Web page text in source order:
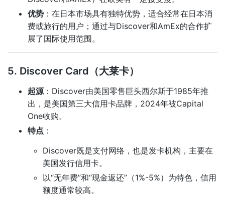
优势 ：在日本市场具有独特优势，适合经常在日本消
费或旅行的用户；通过与Discover和AmEx的合作扩
展了国际使用范围。
5. Discover Card（大莱卡）
起源：Discover由美国零售巨头西尔斯于1985年推
出，是美国第三大信用卡品牌，2024年被Capital
One收购。
特点 ：
Discover既是支付网络，也是发卡机构，主要在
美国发行信用卡。
以“无年费”和“现金返还”（1%-5%）为特色，信用
额度通常较高。